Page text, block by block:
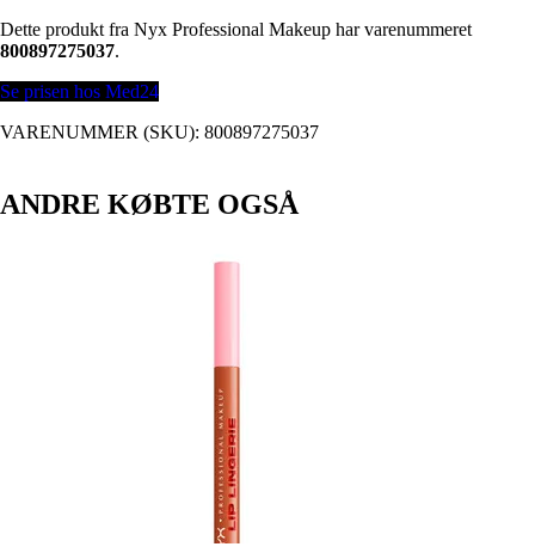
Dette produkt fra Nyx Professional Makeup har varenummeret
800897275037.
Se prisen hos Med24
VARENUMMER (SKU): 800897275037
ANDRE KØBTE OGSÅ